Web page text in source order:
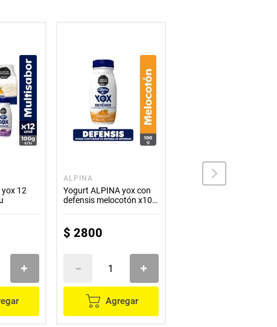
12
ALPINA
Yogurt ALPINA yox con
defensis melocotón x100
$ 2800
Agregar
ALPINA